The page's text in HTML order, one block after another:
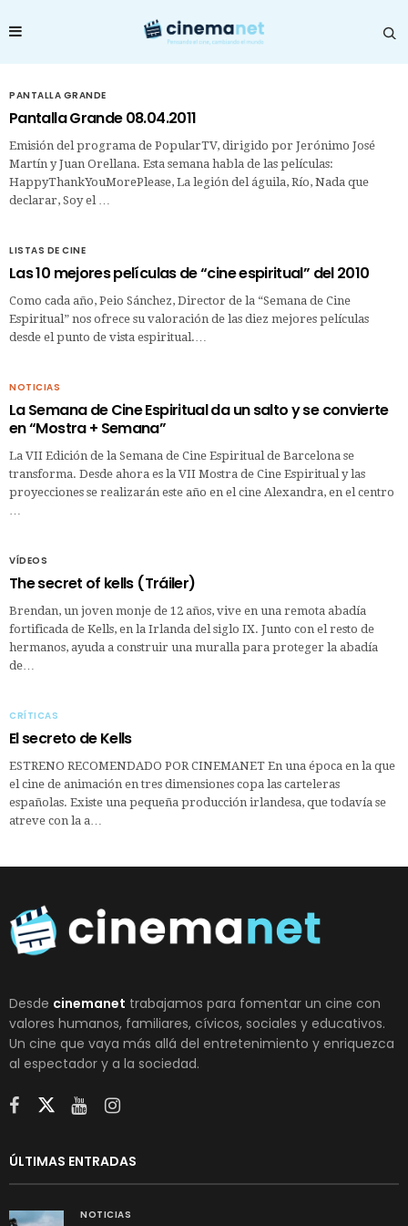
PANTALLA GRANDE
Pantalla Grande 08.04.2011
Emisión del programa de PopularTV, dirigido por Jerónimo José
Martín y Juan Orellana. Esta semana habla de las películas:
HappyThankYouMorePlease, La legión del águila, Río, Nada que
declarar, Soy el …
LISTAS DE CINE
Las 10 mejores películas de “cine espiritual” del 2010
Como cada año, Peio Sánchez, Director de la “Semana de Cine
Espiritual” nos ofrece su valoración de las diez mejores películas
desde el punto de vista espiritual.…
NOTICIAS
La Semana de Cine Espiritual da un salto y se convierte
en “Mostra + Semana”
La VII Edición de la Semana de Cine Espiritual de Barcelona se
transforma. Desde ahora es la VII Mostra de Cine Espiritual y las
proyecciones se realizarán este año en el cine Alexandra, en el centro
VÍDEOS
The secret of kells (Tráiler)
Brendan, un joven monje de 12 años, vive en una remota abadía
fortificada de Kells, en la Irlanda del siglo IX. Junto con el resto de
hermanos, ayuda a construir una muralla para proteger la abadía
de…
CRÍTICAS
El secreto de Kells
ESTRENO RECOMENDADO POR CINEMANET En una época en la que
el cine de animación en tres dimensiones copa las carteleras
españolas. Existe una pequeña producción irlandesa, que todavía se
atreve con la a…
Desde cinemanet trabajamos para fomentar un cine con
valores humanos, familiares, cívicos, sociales y educativos.
Un cine que vaya más allá del entretenimiento y enriquezca
al espectador y a la sociedad.
ÚLTIMAS ENTRADAS
NOTICIAS